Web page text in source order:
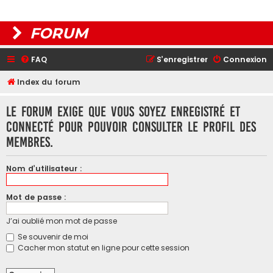
FORUM
FAQ Connexion
S’enregistrer
Index du forum
Le forum exige que vous soyez enregistré et
connecté pour pouvoir consulter le profil des
membres.
Nom d’utilisateur :
Mot de passe :
J’ai oublié mon mot de passe
Se souvenir de moi
Cacher mon statut en ligne pour cette session